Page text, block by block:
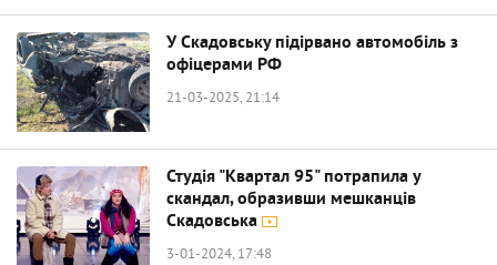
У Скадовську підірвано автомобіль з
офіцерами РФ
21-03-2025, 21:14
Студія "Квартал 95" потрапила у
скандал, образивши мешканців
Скадовська
3-01-2024, 17:48